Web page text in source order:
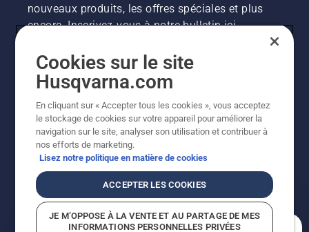
nouveaux produits, les offres spéciales et plus
encore. Inscrivez-vous à notre bulletin ici.
INSCRIPTION À LA NEWSLETTER
©2026 Husqvarna AB (publ.). En raison de
l'amélioration continue, le produit peut légèrement
Cookies sur le site
Husqvarna.com
En cliquant sur « Accepter tous les cookies », vous acceptez
le stockage de cookies sur votre appareil pour améliorer la
navigation sur le site, analyser son utilisation et contribuer à
nos efforts de marketing.
Lisez notre politique en matière de cookies
ACCEPTER LES COOKIES
JE M’OPPOSE À LA VENTE ET AU PARTAGE DE MES
INFORMATIONS PERSONNELLES PRIVÉES